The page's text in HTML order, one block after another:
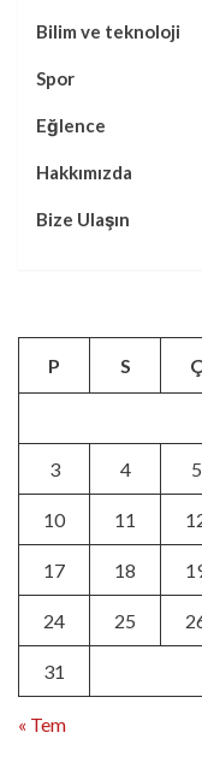
Bilim ve teknoloji
Spor
Eğlence
Hakkımızda
Bize Ulaşın
P S Ç
3 4 5
10 11
17 18
24 25
31
« Tem